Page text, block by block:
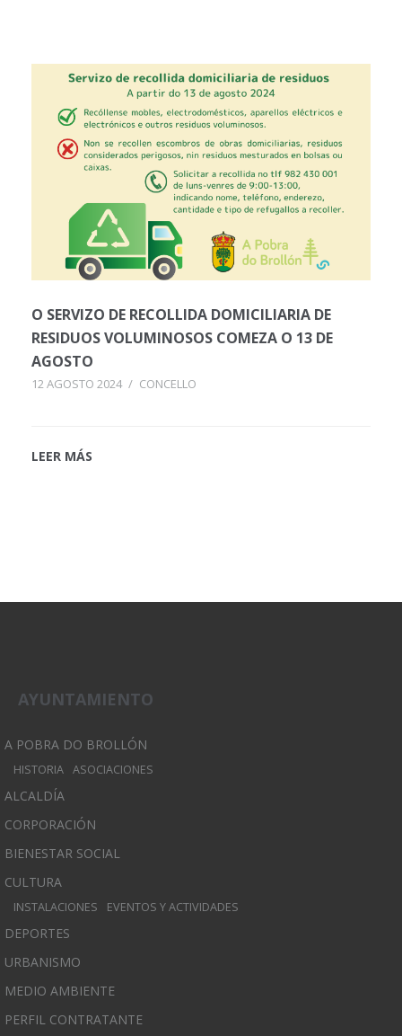
O SERVIZO DE RECOLLIDA DOMICILIARIA DE
RESIDUOS VOLUMINOSOS COMEZA O 13 DE
AGOSTO
12 AGOSTO 2024 / CONCELLO
LEER MÁS
AYUNTAMIENTO
A POBRA DO BROLLÓN
HISTORIA ASOCIACIONES
ALCALDÍA
CORPORACIÓN
BIENESTAR SOCIAL
CULTURA
INSTALACIONES EVENTOS Y ACTIVIDADES
DEPORTES
URBANISMO
MEDIO AMBIENTE
PERFIL CONTRATANTE